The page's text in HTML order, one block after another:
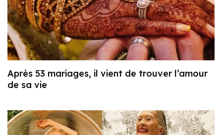
Après 53 mariages, il vient de trouver l’amour
de sa vie